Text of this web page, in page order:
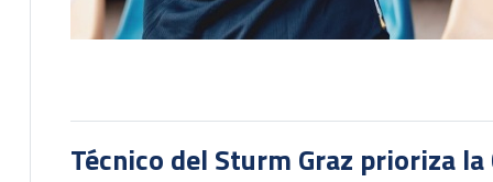
Técnico del Sturm Graz prioriza